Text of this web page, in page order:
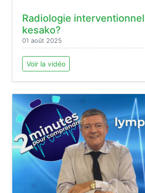
Radiologie
kesako?
01 août 2025
Voir la vidéo